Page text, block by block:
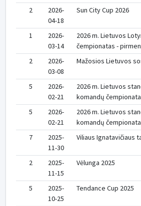
2
2026-
04-18
Sun City Cup 2026
1
2026-
03-14
2026 m. Lietuvos
čempionatas -
2
2026-
03-08
Mažosios Lietuvos
5
2026-
02-21
2026 m. Lietuvos
komandų
5
2026-
02-21
2026 m. Lietuvos
komandų
7
2025-
11-30
Viliaus Ignatavičiaus
2
2025-
11-15
Vėlunga 2025
5
2025-
10-25
Tendance Cup 2025